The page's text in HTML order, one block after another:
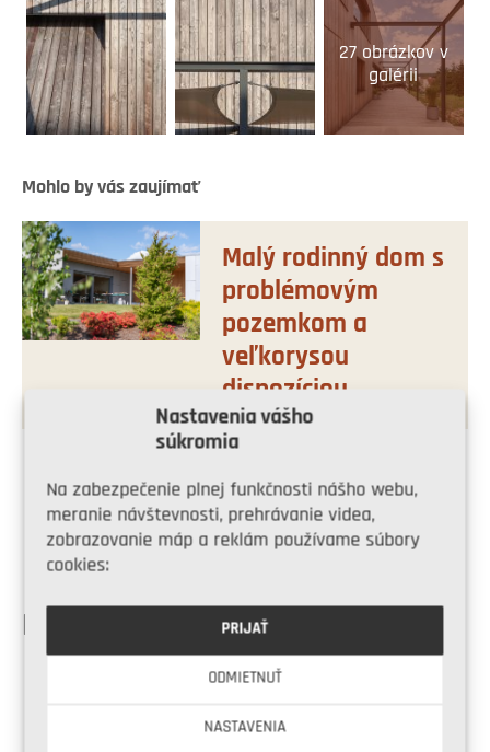
Nastavenia vášho
súkromia
Na zabezpečenie plnej funkčnosti nášho webu,
meranie návštevnosti, prehrávanie videa,
zobrazovanie máp a reklám používame súbory
cookies:
PRIJAŤ
ODMIETNUŤ
NASTAVENIA
27 obrázkov v
galérii
Mohlo by vás zaujímať
Malý rodinný dom s
problémovým
pozemkom a
veľkorysou
dispozíciou
Share on Facebook
Share on Twitter
PODOBNÉ ČLÁNKY